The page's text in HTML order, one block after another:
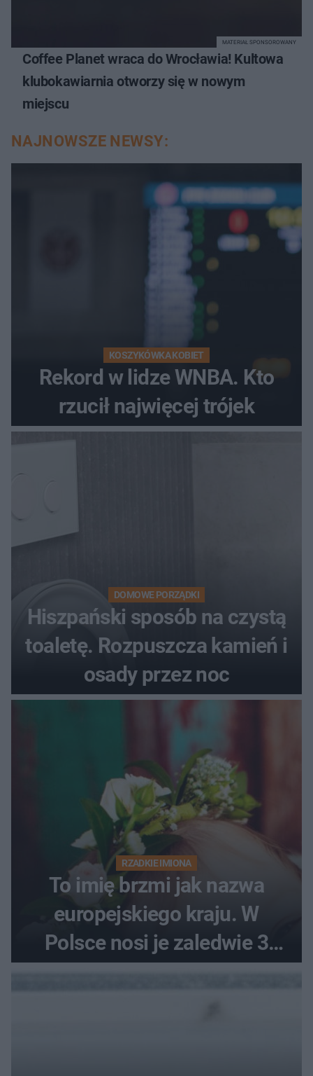
Coffee Planet wraca do Wrocławia! Kultowa
klubokawiarnia otworzy się w nowym
miejscu
MATERIAŁ SPONSOROWANY
NAJNOWSZE NEWSY:
KOSZYKÓWKA KOBIET
Rekord w lidze WNBA. Kto
rzucił najwięcej trójek
DOMOWE PORZĄDKI
Hiszpański sposób na czystą
toaletę. Rozpuszcza kamień i
osady przez noc
RZADKIE IMIONA
To imię brzmi jak nazwa
europejskiego kraju. W
Polsce nosi je zaledwie 3
kobiety